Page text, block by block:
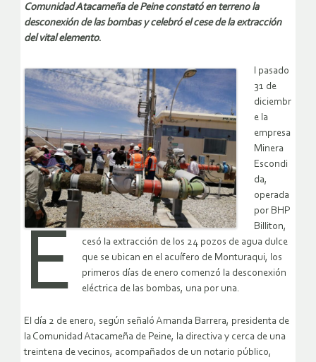
Comunidad Atacameña de Peine constató en terreno la
desconexión de las bombas y celebró el cese de la extracción
del vital elemento.
E
l pasado
31 de
diciembr
e la
empresa
Minera
Escondi
da,
operada
por BHP
Billiton,
cesó la extracción de los 24 pozos de agua dulce
que se ubican en el acuífero de Monturaqui, los
primeros días de enero comenzó la desconexión
eléctrica de las bombas, una por una.
El día 2 de enero, según señaló Amanda Barrera, presidenta de
la Comunidad Atacameña de Peine, la directiva y cerca de una
treintena de vecinos, acompañados de un notario público,